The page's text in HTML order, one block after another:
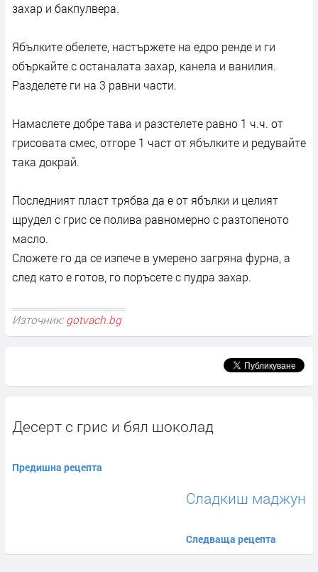
захар и бакпулвера.
Ябълките обелете, настържете на едро ренде и ги
объркайте с останалата захар, канела и ванилия.
Разделете ги на 3 равни части.
Намаслете добре тава и разстелете равно 1 ч.ч. от
грисовата смес, отгоре 1 част от ябълките и редувайте
така докрай.
Последният пласт трябва да е от ябълки и целият
щрудел с грис се полива равномерно с разтопеното
масло.
Сложете го да се изпече в умерено загряна фурна, а
след като е готов, го поръсете с пудра захар.
Източник: gotvach.bg
Десерт с грис и бял шоколад
Предишна рецепта
Сладкиш маджун
Следваща рецепта